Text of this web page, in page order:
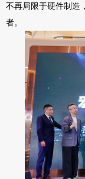
不再局限于硬件制造
者。